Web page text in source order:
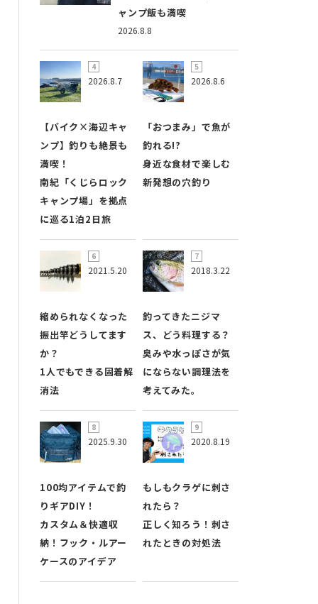
2026.8.8
ャンプ飯も満喫
2026.8.7
【バイク×海辺キャ
ンプ】釣りも絶景も
満喫！
南紀「くじらロック
キャンプ場」を拠点
に巡る1泊2日旅
2026.8.6
「おつまみ」で魚が
釣れる!?
身近な食材で楽しむ
新発想の穴釣り
2021.5.20
縮められなくなった
振出竿どうしてます
か？
1人でもできる固着解
消法
2018.3.22
釣ってきたニジマ
ス、どう料理する？
臭みや水っぽさが気
にならない調理法を
考えてみた。
2025.9.30
100均アイテムで釣
りギアDIY！
カスタム＆快適収
納！フック・ルアー
ケースのアイデア
2020.8.19
もしもクラゲに刺さ
れたら？
正しく知ろう！刺さ
れたときの対処法